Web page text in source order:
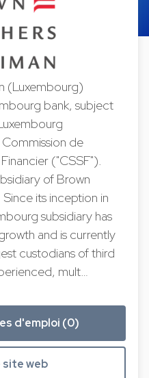
(Luxembourg)
bank, subject
de
("CSSF").
of Brown
its inception in
subsidiary has
and is currently
custodians of third
mult…
d'emploi (0)
site web